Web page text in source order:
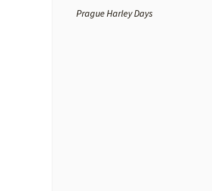
Prague Harley Days